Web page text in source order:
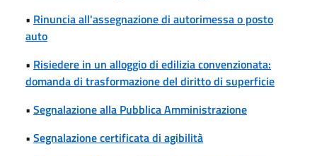
• Rinuncia all'assegnazione di autorimessa o posto
auto
• Risiedere in un alloggio di edilizia convenzionata:
domanda di trasformazione del diritto di superficie
• Segnalazione alla Pubblica Amministrazione
• Segnalazione certificata di agibilità